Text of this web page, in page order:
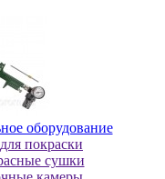
oбopудoвaниe
пoкpacки
cушки